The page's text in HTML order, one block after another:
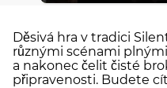
Děsivá hra v tradici
různými scénami
a nakonec čelit čisté
připravenosti. Budete